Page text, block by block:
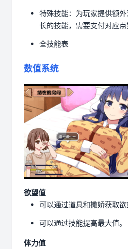
特殊技能：为玩家提供额
长的技能，需要支付对应点
全技能表
数值系统
欲望值
可以通过道具和撒娇获取欲
可以通过技能提高最大值。
体力值